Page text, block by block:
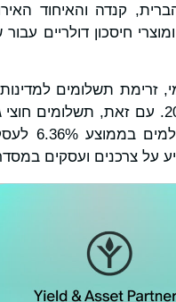
קנדה והאיחוד
חיסכון דולריים
מיליארד דולר בשנת 2024. עם
קודם.
על צרכנים ועסקים